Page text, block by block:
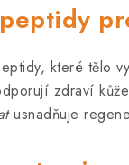
které tělo
zdraví
usnadňuje